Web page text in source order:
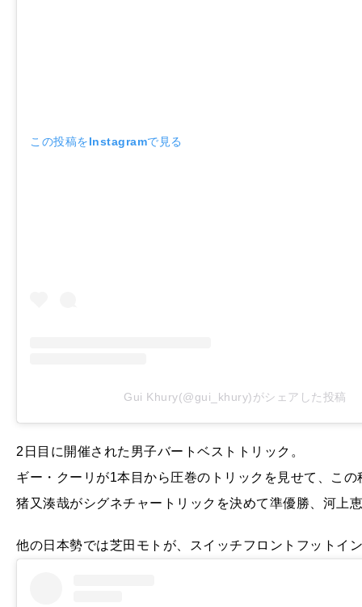
この投稿をInstagramで見る
Gui Khury(@gui_khury)がシェアした投稿
2日目に開催された男子バートベストトリック。
ギー・クーリが1本目から圧巻のトリックを見せて、この
猪又湊哉がシグネチャートリックを決めて準優勝、河上
他の日本勢では芝田モトが、スイッチフロントフットイ